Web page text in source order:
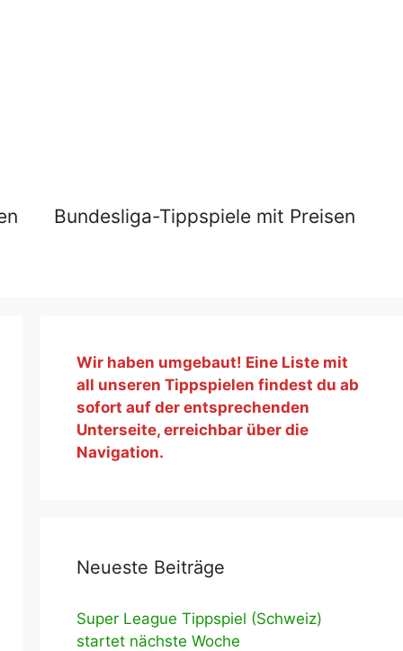
Bundesliga-Tippspiele mit Preisen
Wir haben umgebaut! Eine Liste mit
all unseren Tippspielen findest du ab
sofort auf der entsprechenden
Unterseite, erreichbar über die
Navigation.
Neueste Beiträge
Super League Tippspiel (Schweiz)
startet nächste Woche